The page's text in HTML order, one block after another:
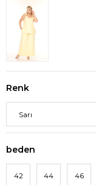
Renk
beden
42 44 46